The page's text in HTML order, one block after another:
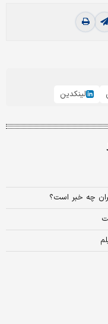
لینکدین
چه خبر است؟